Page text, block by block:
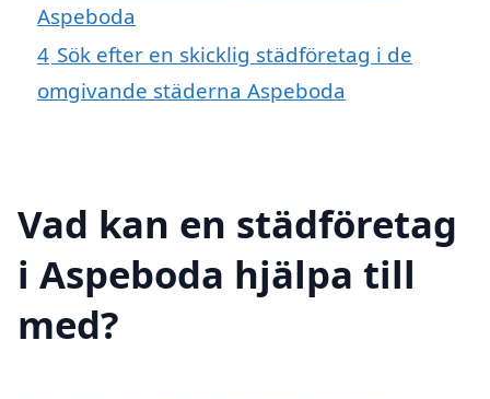
Aspeboda
4 Sök efter en skicklig städföretag i de
omgivande städerna Aspeboda
Vad kan en städföretag
i Aspeboda hjälpa till
med?